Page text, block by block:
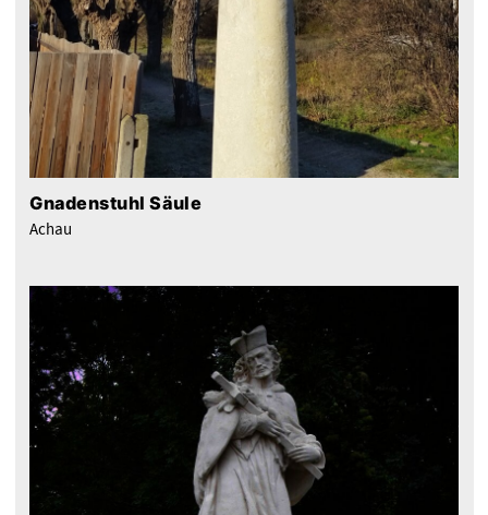
Gnadenstuhl Säule
Achau